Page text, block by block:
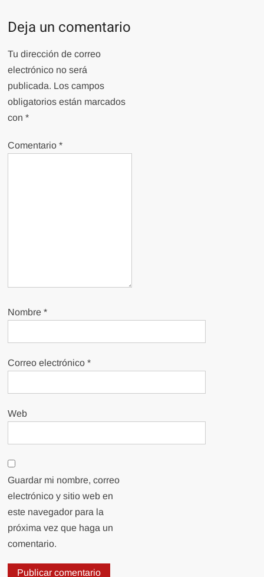
Deja un comentario
Tu dirección de correo
electrónico no será
publicada. Los campos
obligatorios están marcados
con*
Comentario*
Nombre*
Correo electrónico*
Web
Guardar mi nombre, correo
electrónico y sitio web en
este navegador para la
próxima vez que haga un
comentario.